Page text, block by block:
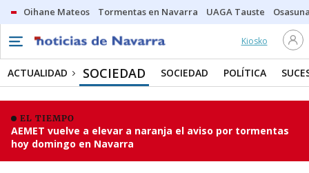
Oihane Mateos Tormentas en Navarra UAGA Tauste
Kiosko
ACTUALIDAD SOCIEDAD SOCIEDAD POLÍTICA
EL TIEMPO
AEMET vuelve a elevar a naranja el aviso por tormentas
hoy domingo en Navarra